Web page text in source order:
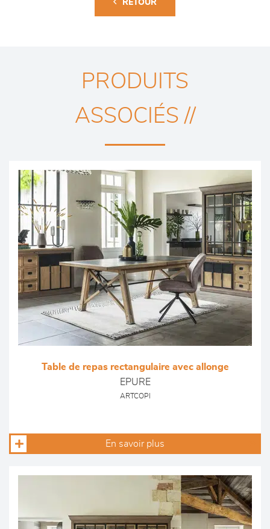
RETOUR
PRODUITS
ASSOCIÉS //
Table de repas rectangulaire avec allonge
EPURE
ARTCOPI
En savoir plus